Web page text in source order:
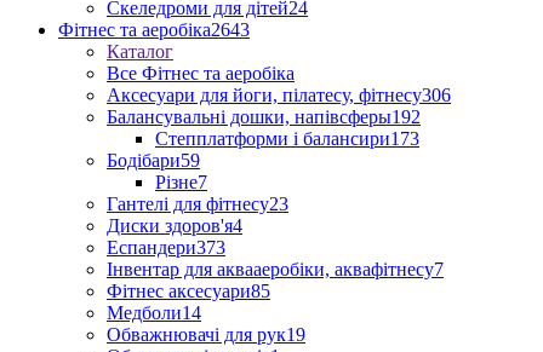
Скеледроми для дітей24
Фітнес та аеробіка2643
Каталог
Все Фітнес та аеробіка
Аксесуари для йоги, пілатесу, фітнесу306
Балансувальні дошки, напівсферы192
Степплатформи і балансири173
Бодібари59
Різне7
Гантелі для фітнесу23
Диски здоров'я4
Еспандери373
Інвентар для аквааеробіки, аквафітнесу7
Фітнес аксесуари85
Медболи14
Обважнювачі для рук19